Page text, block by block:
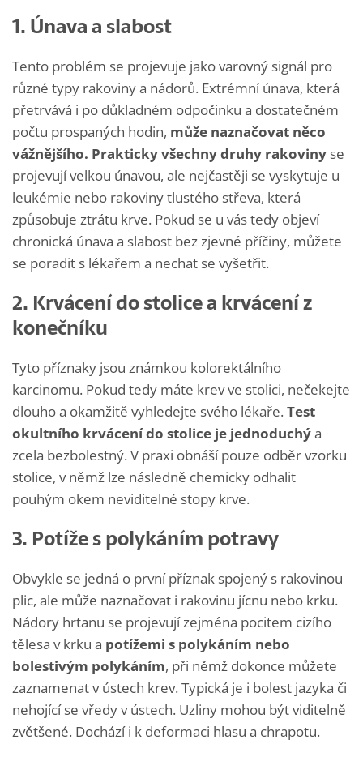
1. Únava a slabost
Tento problém se projevuje jako varovný signál pro
různé typy rakoviny a nádorů. Extrémní únava, která
přetrvává i po důkladném odpočinku a dostatečném
počtu prospaných hodin, může naznačovat něco
vážnějšího. Prakticky všechny druhy rakoviny se
projevují velkou únavou, ale nejčastěji se vyskytuje u
leukémie nebo rakoviny tlustého střeva, která
způsobuje ztrátu krve. Pokud se u vás tedy objeví
chronická únava a slabost bez zjevné příčiny, můžete
se poradit s lékařem a nechat se vyšetřit.
2. Krvácení do stolice a krvácení z
konečníku
Tyto příznaky jsou známkou kolorektálního
karcinomu. Pokud tedy máte krev ve stolici, nečekejte
dlouho a okamžitě vyhledejte svého lékaře. Test
okultního krvácení do stolice je jednoduchýa
zcela bezbolestný. V praxi obnáší pouze odběr vzorku
stolice, v němž lze následně chemicky odhalit
pouhým okem neviditelné stopy krve.
3. Potíže s polykáním potravy
Obvykle se jedná o první příznak spojený s rakovinou
plic, ale může naznačovat i rakovinu jícnu nebo krku.
Nádory hrtanu se projevují zejména pocitem cizího
tělesa v krku a potížemi s polykáním nebo
bolestivým polykáním, při němž dokonce můžete
zaznamenat v ústech krev. Typická je i bolest jazyka či
nehojící se vředy v ústech. Uzliny mohou být viditelně
zvětšené. Dochází i k deformaci hlasu a chrapotu.